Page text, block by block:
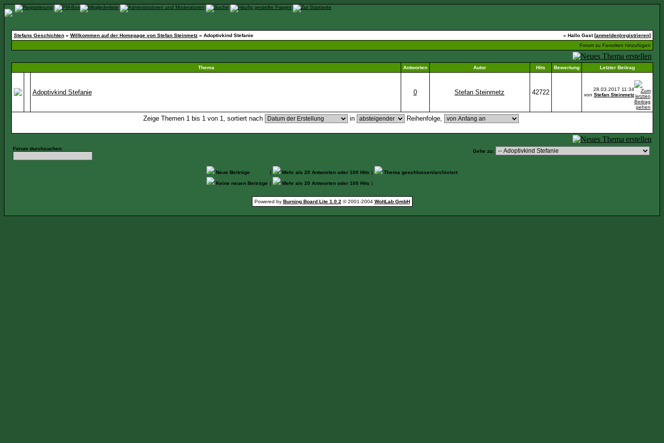
Stefans Geschichten» Willkommen auf der Homepage von Stefan Steinmetz» Adoptivkind Stefanie » Hallo Gast [anmelden|registrieren]
Forum zu Favoriten hinzufügen
Thema Antworten Autor Hits Bewertung Letzter Beitrag
Adoptivkind Stefanie 0 Stefan Steinmetz 42722 28.03.2017 11:34
von Stefan Steinmetz
Zeige Themen 1 bis 1 von 1, sortiert nach in Reihenfolge,
Forum durchsuchen: Gehe zu:
Neue Beiträge ( Mehr als 20 Antworten oder 100 Hits )
Thema geschlossen/archiviert
Keine neuen Beiträge ( Mehr als 20 Antworten oder 100 Hits )
Powered by Burning Board Lite 1.0.2 © 2001-2004 WoltLab GmbH